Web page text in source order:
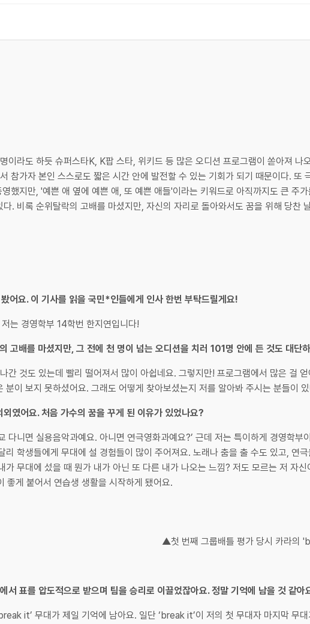
이라도 하듯 슈퍼스타K, K팝 스타, 위키드 등 많은 오디션 프로그램이 쏟아져
참가자 본인 스스로도 짧은 시간 안에 발전할 수 있는 기회가 되기 때문이다. 또
했지만, '예쁜 애 옆에 예쁜 애, 또 예쁜 애들'이라는 키워드로 아직까지도 큰 주
. 비록 순위탈락의 고배를 마셨지만, 자신의 자리로 돌아와서도 꿈을 위해 당찬
어요. 이 기사를 읽을 국민*인들에게 인사 한번 부탁드릴게요!
는 경영학부 14학번 한지연입니다!
고배를 마셨지만, 그 전에 천 명이 넘는 오디션을 치러 101명 안에 든 것도 대단
간 것도 있는데 빨리 떨어져서 많이 아쉽네요. 그렇지만! 프로그램에서 많은 걸
이 보지 못하셨어요. 그래도 어떻게 찾아보셨는지 저를 알아봐 주시는 분들이
였어요. 처음 가수의 꿈을 꾸게 된 이유가 있었나요?
다니면 실용음악과예요. 아니면 연극영화과예요?’ 근데 저는 특이하게 경영학
리 학생들에게 무대에 설 경험들이 많이 주어져요. 노래나 춤을 출 수도 있고, 연
무대에 섰을 때 뭔가 내가 아닌 또 다른 내가 나오는 느낌? 저도 모르는 저 자
좋게 붙어서 연습생 생활을 시작하게 됐어요.
▲첫 번째 그룹배틀 평가 당시 카라의
표를 압도적으로 받으며 팀을 승리로 이끌었잖아요. 정말 기억에 남을 것 같아
it’ 무대가 제일 기억에 남아요. 일단 ‘break it’이 저의 첫 무대자 마지막 무